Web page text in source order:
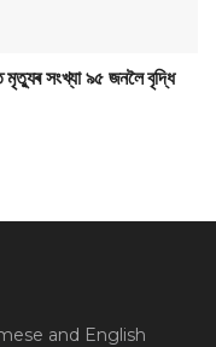
সংখ্যা ৯৫ জনলৈ বৃদ্ধি
and English